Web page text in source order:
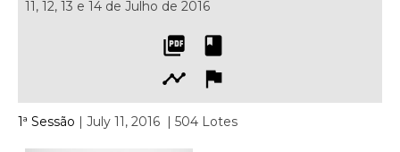
11, 12, 13 e 14 de Julho de 2016
picture_as_pdf
book
timeline
flag
1ª Sessão | July 11, 2016 | 504 Lotes